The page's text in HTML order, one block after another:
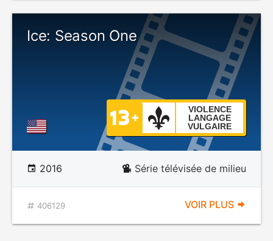
Ice: Season One
VIOLENCE
LANGAGE
VULGAIRE
2016 Série télévisée de milieu
406129 VOIR PLUS